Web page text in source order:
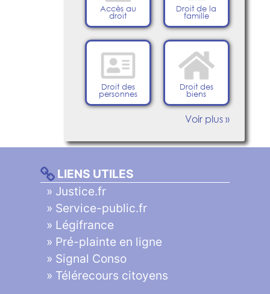
Accès au
droit
Droit de la
famille
Droit des
personnes
Droit des
biens
Voir plus »
LIENS UTILES
» Justice.fr
» Service-public.fr
» Légifrance
» Pré-plainte en ligne
» Signal Conso
» Télérecours citoyens